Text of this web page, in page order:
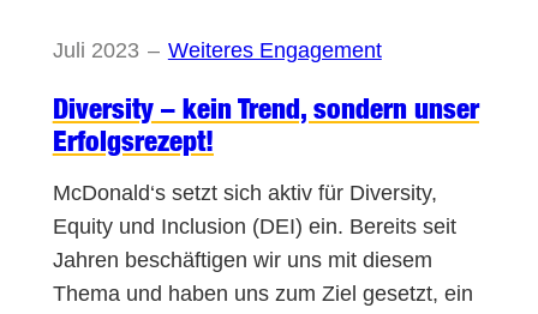
Juli 2023 – Weiteres Engagement
Diversity – kein Trend, sondern unser
Erfolgsrezept!
McDonald‘s setzt sich aktiv für Diversity,
Equity und Inclusion (DEI) ein. Bereits seit
Jahren beschäftigen wir uns mit diesem
Thema und haben uns zum Ziel gesetzt, ein